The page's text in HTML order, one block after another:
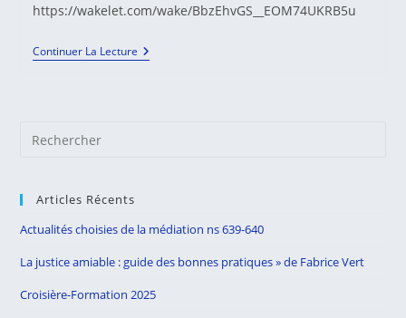
https://wakelet.com/wake/BbzEhvGS__EOM74UKRB5u
Continuer La LectureActualités
Francophones
Articles Récents
Actualités choisies de la médiation ns 639-640
La justice amiable : guide des bonnes pratiques » de Fabrice Vert
Croisière-Formation 2025